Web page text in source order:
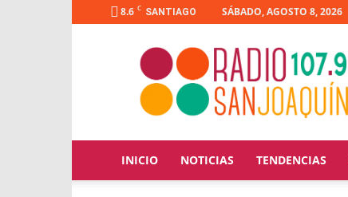
8.6 C SANTIAGO SÁBADO, AGOSTO 8, 2026
Radio
Joaquín
INICIO NOTICIAS TENDENCIAS